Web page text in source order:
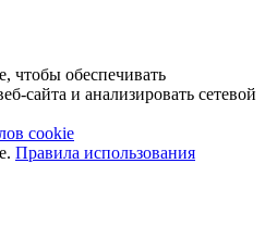
чтобы обеспечивать
сайта и анализировать сетевой
cookie
Правила использования